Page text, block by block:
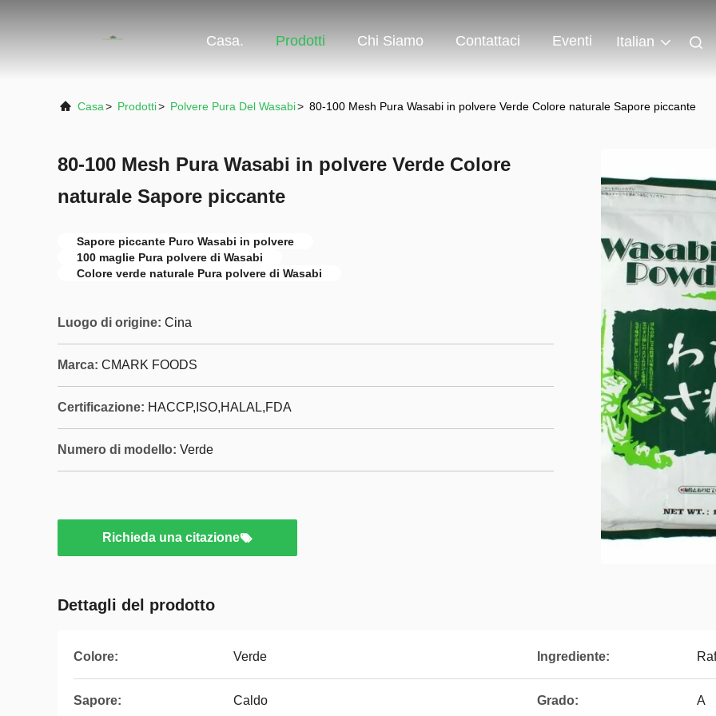
Casa. Prodotti Chi Siamo Contattaci Eventi Italian
Casa> Prodotti> Polvere Pura Del Wasabi> 80-100 Mesh Pura Wasabi in polvere Verde Colore naturale Sapore piccante
80-100 Mesh Pura Wasabi in polvere Verde Colore
naturale Sapore piccante
Sapore piccante Puro Wasabi in polvere
100 maglie Pura polvere di Wasabi
Colore verde naturale Pura polvere di Wasabi
Luogo di origine: Cina
Marca: CMARK FOODS
Certificazione: HACCP,ISO,HALAL,FDA
Numero di modello: Verde
Richieda una citazione
Dettagli del prodotto
Colore: Verde Ingrediente:
Sapore: Caldo Grado: A